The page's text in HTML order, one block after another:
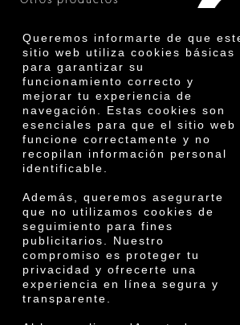
Queremos informarte de que
sitio web utiliza cookies básicas
para garantizar su
funcionamiento correcto y
mejorar tu experiencia de
navegación. Estas cookies son
esenciales para que el sitio web
funcione correctamente y no
recopilan información personal
identificable.
Además, queremos asegurarte
que no utilizamos cookies de
seguimiento para fines
publicitarios. Nuestro
compromiso es proteger tu
privacidad y ofrecerte una
experiencia en línea segura y
transparente.
Premios
Innovación
"La
está
venden
según
Con